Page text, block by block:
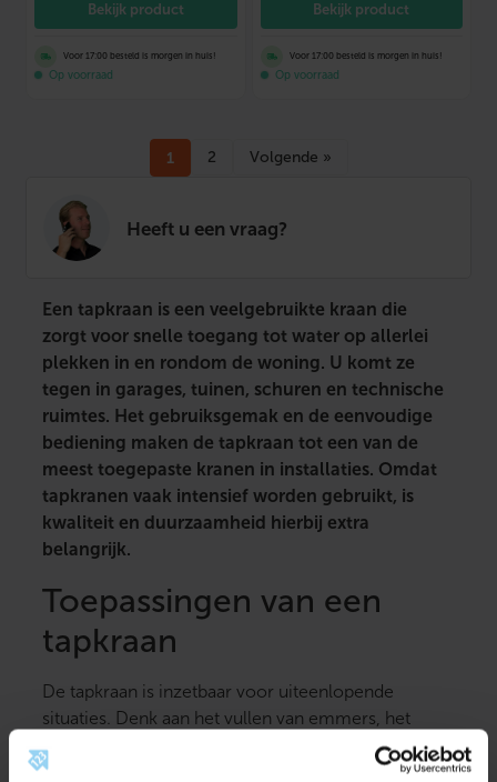
Heeft u een vraag?
Bekijk product
Voor 17:00 besteld is morgen in huis!
Op voorraad
Bekijk product
Voor 17:00 besteld is morgen in huis!
Op voorraad
1 2 Volgende »
Een tapkraan is een veelgebruikte kraan die
zorgt voor snelle toegang tot water op allerlei
plekken in en rondom de woning. U komt ze
tegen in garages, tuinen, schuren en technische
ruimtes. Het gebruiksgemak en de eenvoudige
bediening maken de tapkraan tot een van de
meest toegepaste kranen in installaties. Omdat
tapkranen vaak intensief worden gebruikt, is
kwaliteit en duurzaamheid hierbij extra
belangrijk.
Toepassingen van een
tapkraan
De tapkraan is inzetbaar voor uiteenlopende
situaties. Denk aan het vullen van emmers, het
aansluiten van een tuinslang of het gebruik in
werkplaatsen. Dankzij de stevige constructie blijven